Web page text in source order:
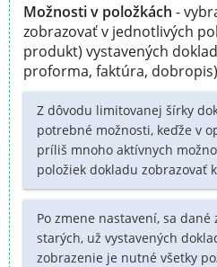
Možnosti v položkách -
zobrazovať v jednotlivých
produkt) vystavených
proforma, faktúra,
Z dôvodu limitovanej šírky
potrebné možnosti, keďže v
príliš mnoho aktívnych
položiek dokladu zobrazovať
Po zmene nastavení, sa
starých, už vystavených
zobrazenie je nutné všetky